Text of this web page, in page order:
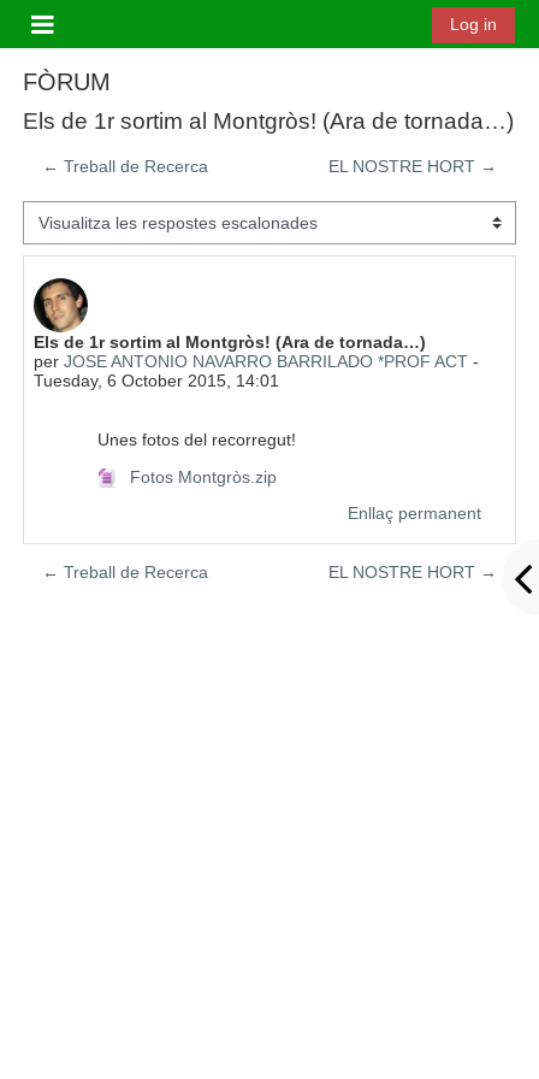
Panell lateral
Log in
FÒRUM
Els de 1r sortim al Montgròs! (Ara de tornada…)
← Treball de Recerca EL NOSTRE HORT →
Mode de visualització
Els de 1r sortim al Montgròs! (Ara de tornada…)
perJOSE ANTONIO NAVARRO BARRILADO *PROF ACT -
Tuesday, 6 October 2015, 14:01
Nombre de respostes: 0
Unes fotos del recorregut!
Fotos Montgròs.zip
Enllaç permanent
← Treball de Recerca EL NOSTRE HORT →